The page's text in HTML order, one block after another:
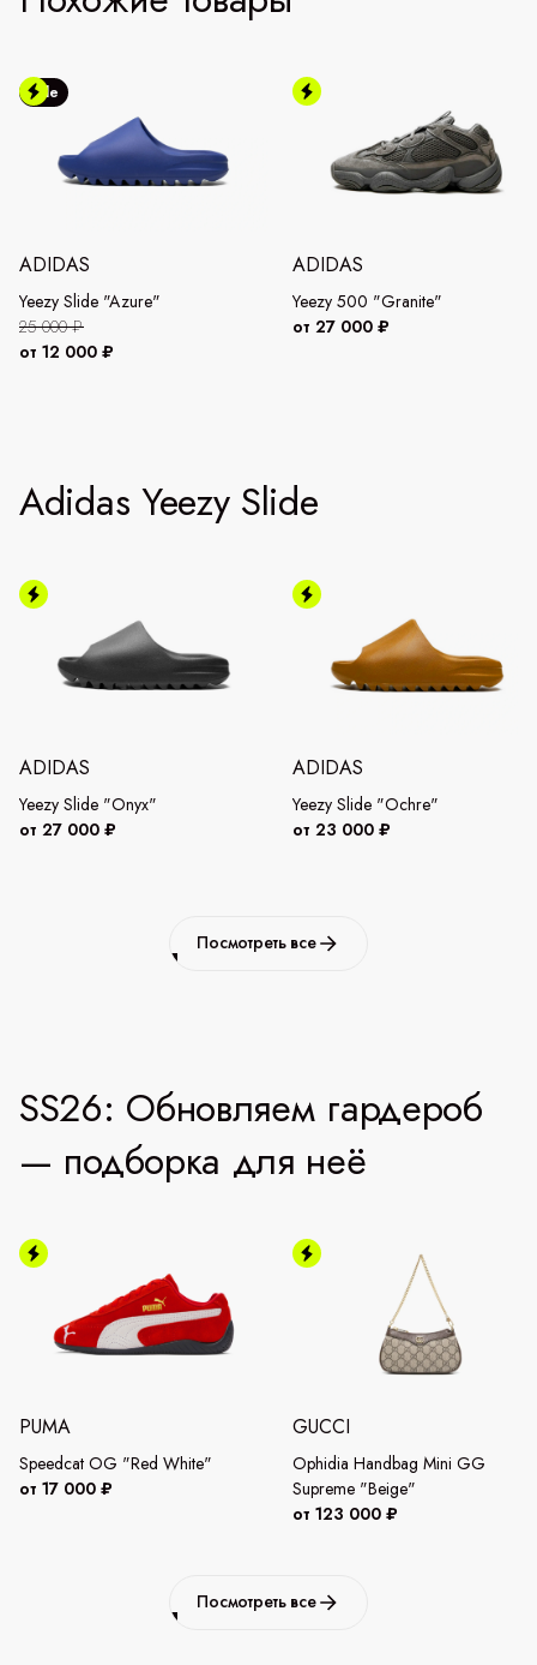
Sale
ADIDAS
Yeezy Slide "Azure"
25 000 ₽
от 12 000 ₽
ADIDAS
Yeezy 500 "Granite"
от 27 000 ₽
Adidas Yeezy Slide
ADIDAS
Yeezy Slide "Onyx"
от 27 000 ₽
ADIDAS
Yeezy Slide "Ochre"
от 23 000 ₽
Посмотреть все
SS26: Обновляем гардероб
— подборка для неё
PUMA
Speedcat OG "Red White"
от 17 000 ₽
GUCCI
Ophidia Handbag Mini GG
Supreme "Beige"
от 123 000 ₽
Посмотреть все